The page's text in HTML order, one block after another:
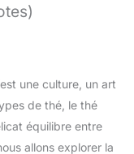
une culture, un art
de thé, le thé
équilibre entre
allons explorer la